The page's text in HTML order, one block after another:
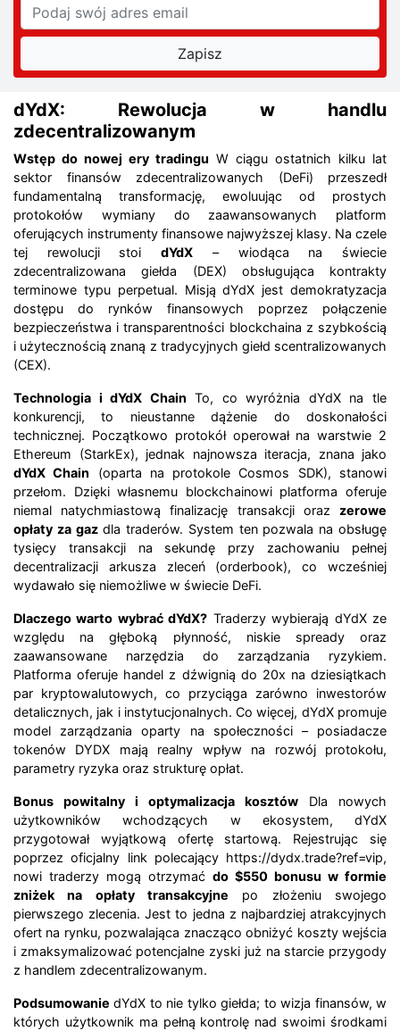
dYdX: Rewolucja w handlu
zdecentralizowanym
Wstęp do nowej ery tradingu W ciągu ostatnich kilku lat
sektor finansów zdecentralizowanych (DeFi) przeszedł
fundamentalną transformację, ewoluując od prostych
protokołów wymiany do zaawansowanych platform
oferujących instrumenty finansowe najwyższej klasy. Na czele
tej rewolucji stoidYdX – wiodąca na świecie
zdecentralizowana giełda (DEX) obsługująca kontrakty
terminowe typu perpetual. Misją dYdX jest demokratyzacja
dostępu do rynków finansowych poprzez połączenie
bezpieczeństwa i transparentności blockchaina z szybkością
i użytecznością znaną z tradycyjnych giełd scentralizowanych
(CEX).
Technologia i dYdX Chain To, co wyróżnia dYdX na tle
konkurencji, to nieustanne dążenie do doskonałości
technicznej. Początkowo protokół operował na warstwie 2
Ethereum (StarkEx), jednak najnowsza iteracja, znana jako
dYdX Chain (oparta na protokole Cosmos SDK), stanowi
przełom. Dzięki własnemu blockchainowi platforma oferuje
niemal natychmiastową finalizację transakcji oraz zerowe
opłaty za gazdla traderów. System ten pozwala na obsługę
tysięcy transakcji na sekundę przy zachowaniu pełnej
decentralizacji arkusza zleceń (orderbook), co wcześniej
wydawało się niemożliwe w świecie DeFi.
Dlaczego warto wybrać dYdX? Traderzy wybierają dYdX ze
względu na głęboką płynność, niskie spready oraz
zaawansowane narzędzia do zarządzania ryzykiem.
Platforma oferuje handel z dźwignią do 20x na dziesiątkach
par kryptowalutowych, co przyciąga zarówno inwestorów
detalicznych, jak i instytucjonalnych. Co więcej, dYdX promuje
model zarządzania oparty na społeczności – posiadacze
tokenów DYDX mają realny wpływ na rozwój protokołu,
parametry ryzyka oraz strukturę opłat.
Bonus powitalny i optymalizacja kosztów Dla nowych
użytkowników wchodzących w ekosystem, dYdX
przygotował wyjątkową ofertę startową. Rejestrując się
poprzez oficjalny link polecający https://dydx.trade?ref=vip,
nowi traderzy mogą otrzymać do $550 bonusu w formie
zniżek na opłaty transakcyjne po złożeniu swojego
pierwszego zlecenia. Jest to jedna z najbardziej atrakcyjnych
ofert na rynku, pozwalająca znacząco obniżyć koszty wejścia
i zmaksymalizować potencjalne zyski już na starcie przygody
z handlem zdecentralizowanym.
Podsumowanie dYdX to nie tylko giełda; to wizja finansów, w
których użytkownik ma pełną kontrolę nad swoimi środkami